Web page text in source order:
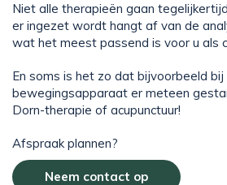
Niet alle therapieën gaan
er ingezet wordt hangt af van de
wat het meest passend is voor u als
En soms is het zo dat bijvoorbeeld
bewegingsapparaat er meteen
Dorn-therapie of acupunctuur!
Afspraak plannen?
Neem contact op